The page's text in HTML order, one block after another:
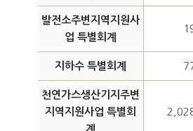
발전소주변지역지원사
업 특별회계
지하수 특별회계
천연가스생산기지주변
지역지원사업 특별회
계